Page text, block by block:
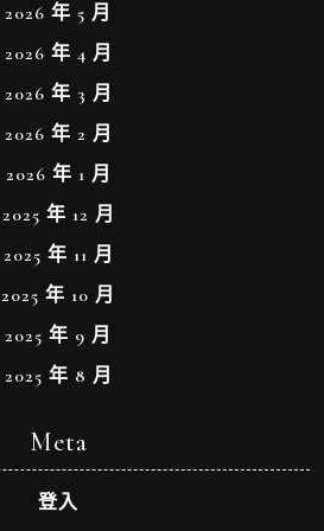
2026 年 5 月
2026 年 4 月
2026 年 3 月
2026 年 2 月
2026 年 1 月
2025 年 12 月
2025 年 11 月
2025 年 10 月
2025 年 9 月
2025 年 8 月
Meta
登入